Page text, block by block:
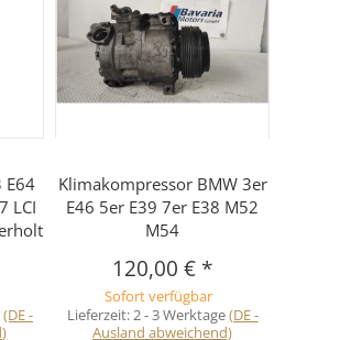
E64
LCI
(DE -
Klimakompressor BMW 3er
E46 5er E39 7er E38 M52
M54
120,00 € *
Sofort verfügbar
Lieferzeit:2 - 3 Werktage(DE -
Ausland abweichend)